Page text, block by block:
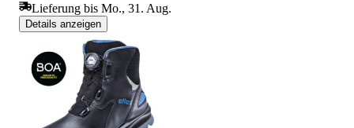
Lieferung bis Mo., 31. Aug.
Details anzeigen